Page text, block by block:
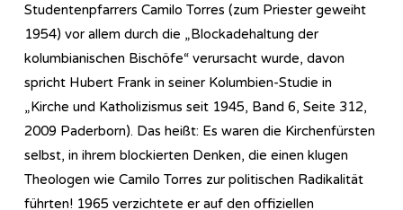
Studentenpfarrers Camilo Torres (zum Priester geweiht
1954) vor allem durch die „Blockadehaltung der
kolumbianischen Bischöfe“ verursacht wurde, davon
spricht Hubert Frank in seiner Kolumbien-Studie in
„Kirche und Katholizismus seit 1945, Band 6, Seite 312,
2009 Paderborn). Das heißt: Es waren die Kirchenfürsten
selbst, in ihrem blockierten Denken, die einen klugen
Theologen wie Camilo Torres zur politischen Radikalität
führten! 1965 verzichtete er auf den offiziellen